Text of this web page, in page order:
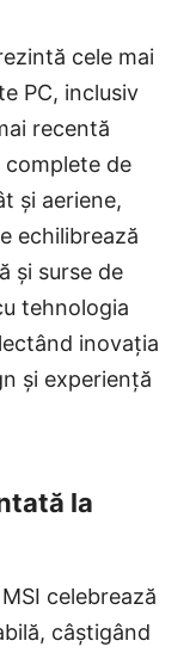
cele mai
PC, inclusiv
recentă
complete de
și aeriene,
echilibrează
și surse de
tehnologia
inovația
și experiență
la
celebrează
câștigând